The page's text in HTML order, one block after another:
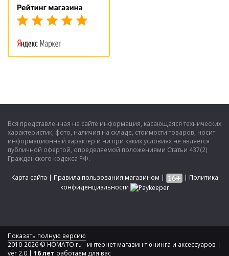
Вся представленная на сайте информация, касающаяся технических
характеристик, фото, наличия на складе, стоимости товаров, носит
информационный характер и ни при каких условиях не является
публичной офертой, определяемой положениями Статьи 437(2)
Гражданского кодекса РФ.
Карта сайта | Правила пользования магазином | | Политика
конфиденциальности
Показать полную версию
2010-2026 © HOMATO.ru - интернет магазин тюнинга и аксессуаров |
ver 2.0 | 16 лет работаем для вас